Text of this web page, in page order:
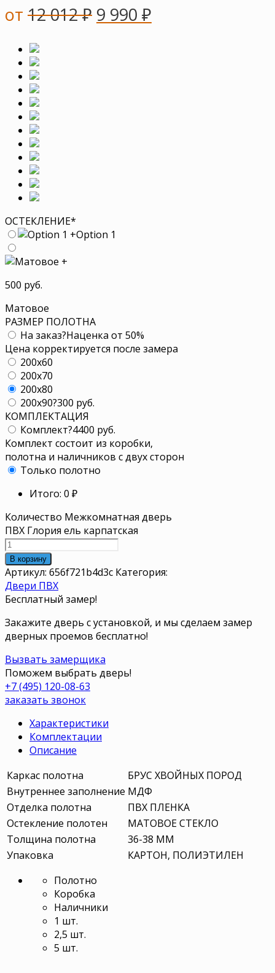
от 12 012₽ 9 990 ₽
ОСТЕКЛЕНИЕ*
+Option 1
+
500 руб.
Матовое
РАЗМЕР ПОЛОТНА
На заказ?Наценка от 50%
Цена корректируется после замера
200x60
200x70
200x80
200x90?300 руб.
КОМПЛЕКТАЦИЯ
Комплект?4400 руб.
Комплект состоит из коробки,
полотна и наличников с двух сторон
Только полотно
Итого: 0 ₽
Количество Межкомнатная дверь
ПВХ Глория ель карпатская
В корзину
Артикул: 656f721b4d3c Категория:
Двери ПВХ
Бесплатный замер!
Закажите дверь с установкой, и мы сделаем замер
дверных проемов бесплатно!
Вызвать замерщика
Поможем выбрать дверь!
+7 (495) 120-08-63
заказать звонок
Характеристики
Комплектации
Описание
Каркас полотна
БРУС ХВОЙНЫХ ПОРОД
Внутреннее заполнение МДФ
Отделка полотна
ПВХ ПЛЕНКА
Остекление полотен
МАТОВОЕ СТЕКЛО
Толщина полотна
36-38 ММ
Упаковка
КАРТОН, ПОЛИЭТИЛЕН
Полотно
Коробка
Наличники
1 шт.
2,5 шт.
5 шт.